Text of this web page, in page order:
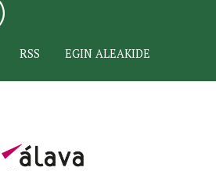
RSS EGIN ALEAKIDE